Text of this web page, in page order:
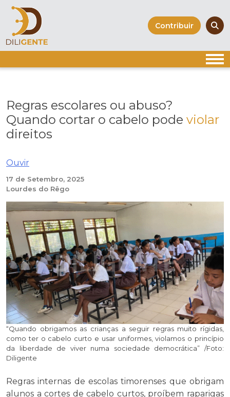
Skip
content
Contribuir
Regras escolares ou abuso?
Quando cortar o cabelo pode violar
direitos
Ouvir
17 de Setembro, 2025
Lourdes do Rêgo
“Quando obrigamos as crianças a seguir regras muito rígidas,
como ter o cabelo curto e usar uniformes, violamos o princípio
da liberdade de viver numa sociedade democrática” /Foto:
Diligente
Regras internas de escolas timorenses que obrigam
alunos a cortes de cabelo curtos, proíbem raparigas